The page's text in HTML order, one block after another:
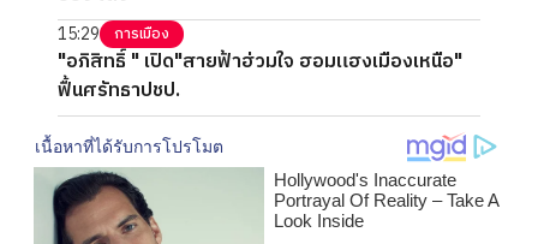
15:29 การเมือง
"อภิสิทธิ์ " เปิด"สายฟ้าฮ่วมใจ ฮอมแฮงเมืองเหนือ"
ฟื้นศรัทธาปชป.